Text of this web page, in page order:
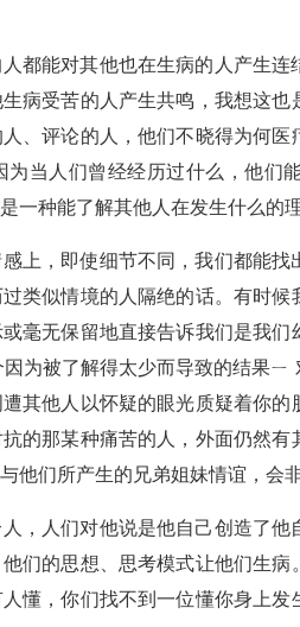
都能对其他也在生病的人产生
病受苦的人产生共鸣，我想这
、评论的人，他们不晓得为何
当人们曾经经历过什么，他们
一种能了解其他人在发生什么的理
上，即使细节不同，我们都能
类似情境的人隔绝的话。有时
毫无保留地直接告诉我们是我
为被了解得太少而导致的结果
其他人以怀疑的眼光质疑着你
的那某种痛苦的人，外面仍然
他们所产生的兄弟姐妹情谊，会
，人们对他说是他自己创造了
们的思想、思考模式让他们生
懂，你们找不到一位懂你身上